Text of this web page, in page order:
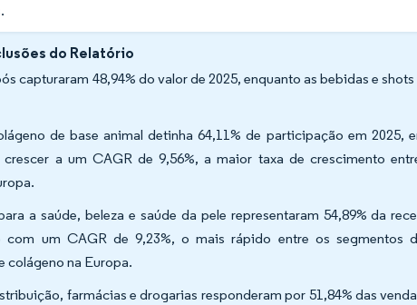
do Relatório
capturaram 48,94% do valor de 2025, enquanto as bebidas e
de base animal detinha 64,11% de participação em 2025,
a um CAGR de 9,56%, a maior taxa de crescimento
a saúde, beleza e saúde da pele representaram 54,89% da
com um CAGR de 9,23%, o mais rápido entre os segmentos
colágeno na Europa.
farmácias e drogarias responderam por 51,84% das